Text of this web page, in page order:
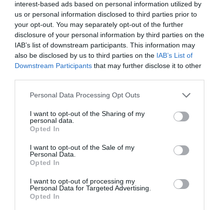
interest-based ads based on personal information utilized by
us or personal information disclosed to third parties prior to
your opt-out. You may separately opt-out of the further
disclosure of your personal information by third parties on the
IAB’s list of downstream participants. This information may
also be disclosed by us to third parties on the IAB’s List of
Downstream Participants that may further disclose it to other
Personal Data Processing Opt Outs
I want to opt-out of the Sharing of my
personal data.
Opted In
I want to opt-out of the Sale of my
Personal Data.
Opted In
I want to opt-out of processing my
Personal Data for Targeted Advertising.
Opted In